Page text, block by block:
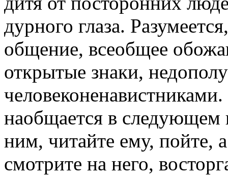
дурного глаза.
общение, всеобщее
открытые знаки,
наобщается в следующем
ним, читайте ему, пойте,
смотрите на него,